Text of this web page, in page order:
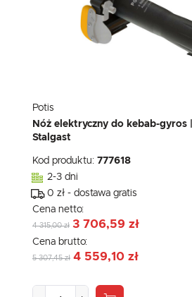
Potis
Nóż elektryczny do kebab-gyros
Stalgast
Kod produktu: 777618
2-3 dni
0 zł - dostawa gratis
Cena netto:
4 315,00 zł 3 706,59 zł
Cena brutto:
5 307,45 zł 4 559,10 zł